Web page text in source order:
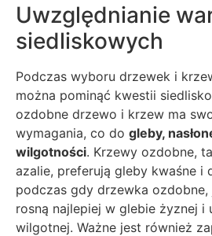
Uwzględnianie
siedliskowych
Podczas wyboru drzewek i
można pominąć kwestii
ozdobne drzewo i krzew ma
wymagania, co do gleby,
wilgotności. Krzewy ozdobne,
azalie, preferują gleby kwaśne i
podczas gdy drzewka
rosną najlepiej w glebie żyznej i
wilgotnej. Ważne jest również